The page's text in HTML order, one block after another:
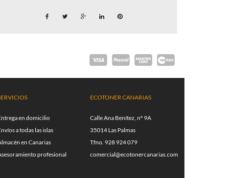
en domicilio
a todas las islas
en Canarias
profesional
ECOTONER CANARIAS
Calle Ana Benítez, nº 9A
35014 Las Palmas
Tfno. 928 924 079
comercial@ecotonercanarias.com